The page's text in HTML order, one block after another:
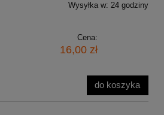
Wysyłka w: 24 godziny
Cena:
16,00 zł
do koszyka